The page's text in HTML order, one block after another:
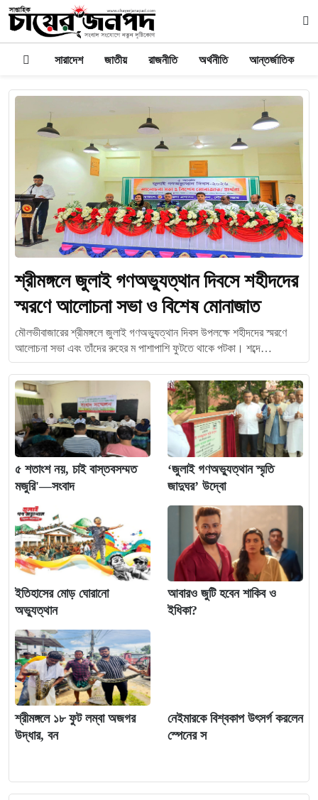
সারাদেশ জাতীয় রাজনীতি অর্থনীতি আন্তর্জাতিক
শ্রীমঙ্গলে জুলাই গণঅভ্যুত্থান দিবসে শহীদদের
স্মরণে আলোচনা সভা ও বিশেষ মোনাজাত
মৌলভীবাজারের শ্রীমঙ্গলে জুলাই গণঅভ্যুত্থান দিবস উপলক্ষে শহীদদের স্মরণে
আলোচনা সভা এবং তাঁদের রুহের ম পাশাপাশি ফুটতে থাকে পটকা। শব্দে…
৫ শতাংশ নয়, চাই বাস্তবসম্মত
মজুরি'—সংবাদ
‘জুলাই গণঅভ্যুত্থান স্মৃতি
জাদুঘর’ উদ্বো
ইতিহাসের মোড় ঘোরানো
অভ্যুত্থান
আবারও জুটি হবেন শাকিব ও
ইধিকা?
শ্রীমঙ্গলে ১৮ ফুট লম্বা অজগর
উদ্ধার, বন
নেইমারকে বিশ্বকাপ উৎসর্গ করলেন
স্পেনের স